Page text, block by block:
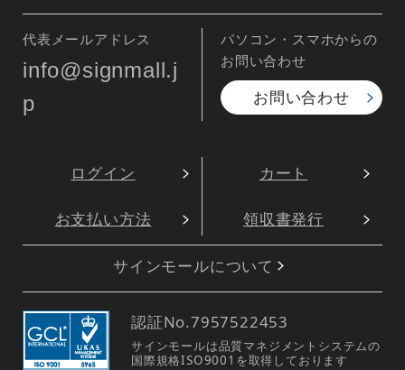
代表メールアドレス
info@signmall.j
p
パソコン・スマホからの
お問い合わせ
お問い合わせ
ログイン カート
お支払い方法 領収書発行
サインモールについて
認証No.7957522453
サインモールは品質マネジメントシステムの
国際規格ISO9001を取得しております